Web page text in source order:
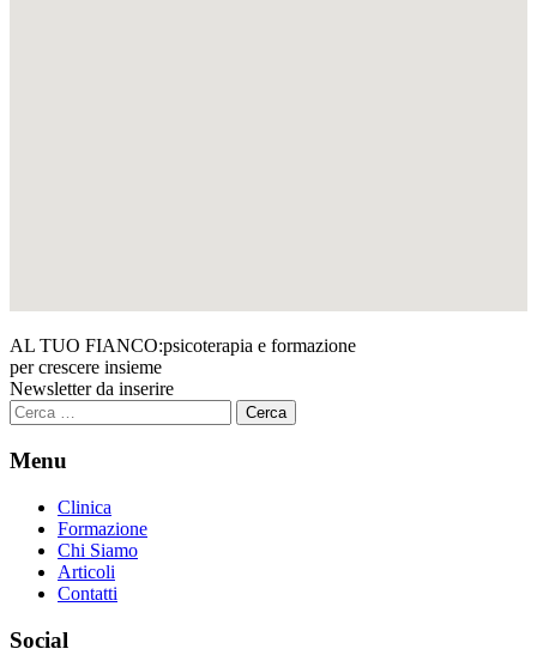
AL TUO FIANCO:psicoterapia e formazione
per crescere insieme
Newsletter da inserire
Ricerca
per:
Menu
Clinica
Formazione
Chi Siamo
Articoli
Contatti
Social